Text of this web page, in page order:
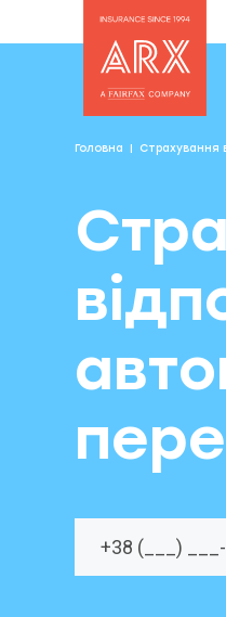
Головна Страхування